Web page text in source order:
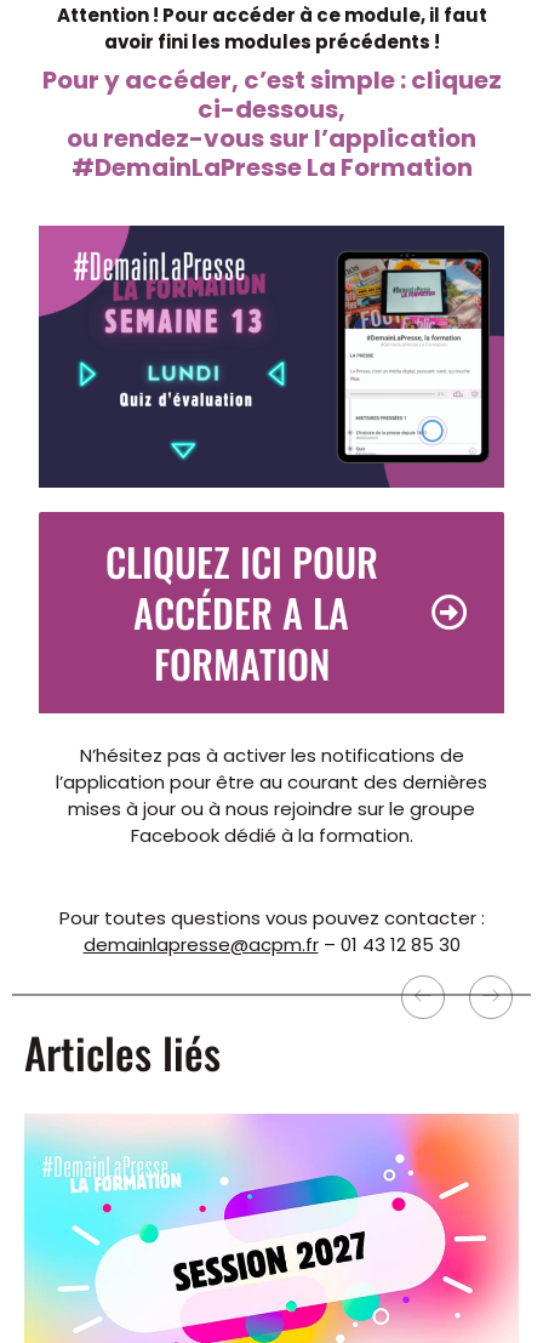
Attention ! Pour accéder à ce module, il faut
avoir fini les modules précédents !
Pour y accéder, c’est simple : cliquez
ci-dessous,
ou rendez-vous sur l’application
#DemainLaPresse La Formation
CLIQUEZ ICI POUR
ACCÉDER A LA
FORMATION
N’hésitez pas à activer les notifications de
l’application pour être au courant des dernières
mises à jour ou à nous rejoindre surle groupe
Facebookdédié à la formation.
Pour toutes questions vous pouvez contacter :
demainlapresse@acpm.fr– 01 43 12 85 30
Articles liés